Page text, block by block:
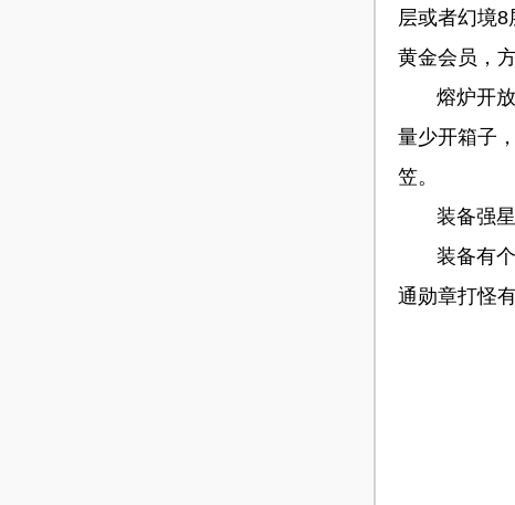
层或者幻境
黄金会员，
熔炉开放
量少开箱子
笠。
装备强星
装备有个
通勋章打怪